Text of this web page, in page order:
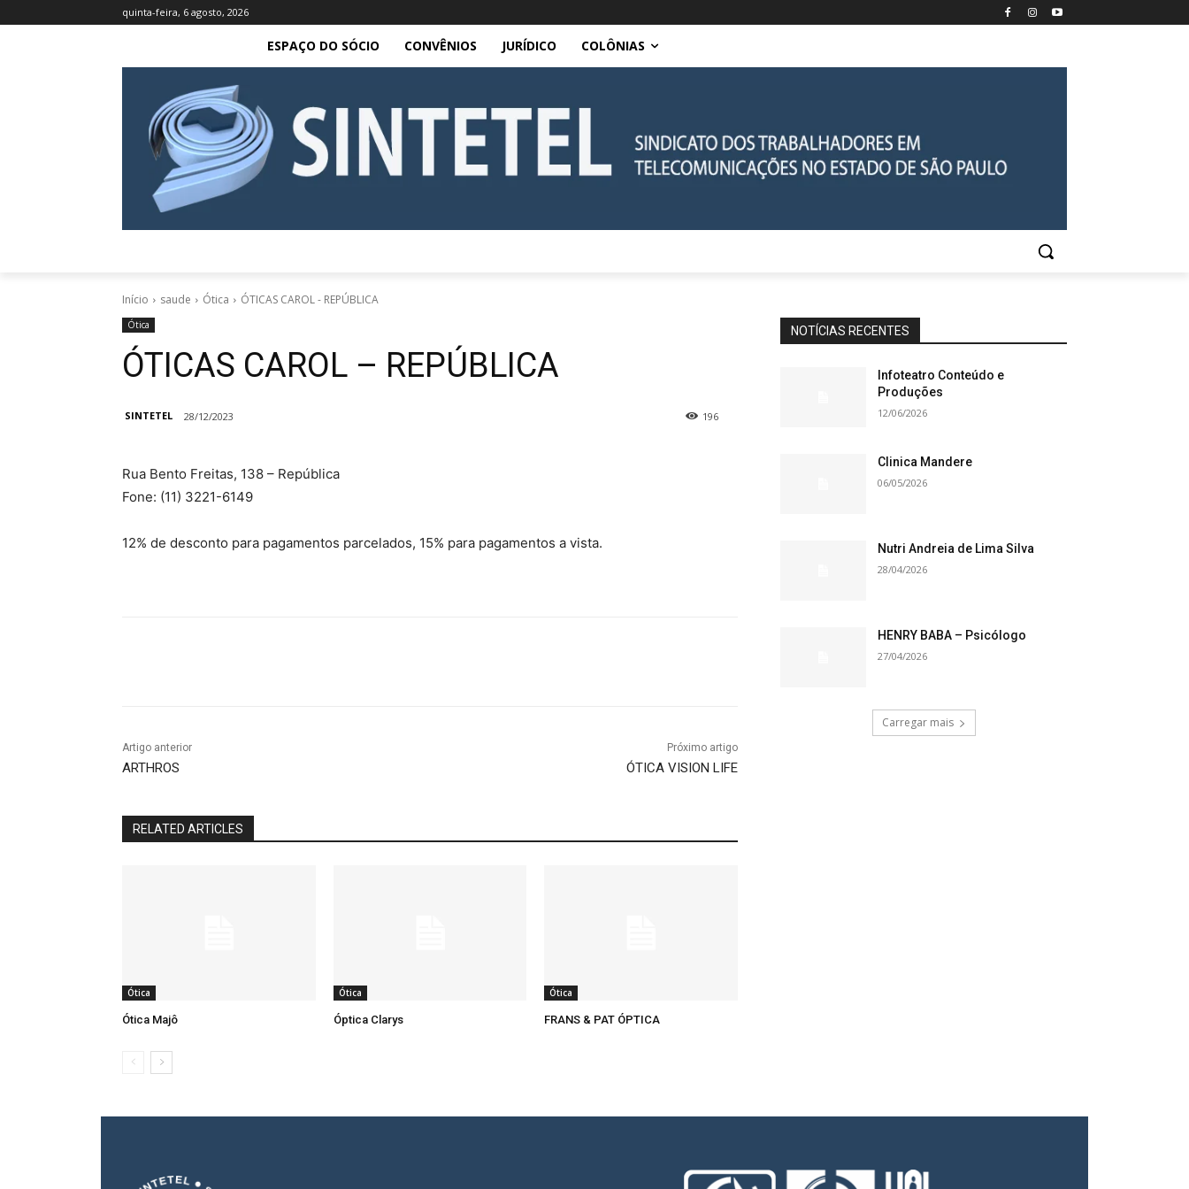
quinta-feira, 6 agosto, 2026
ESPAÇO DO SÓCIO CONVÊNIOS JURÍDICO COLÔNIAS
Início saude Ótica ÓTICAS CAROL - REPÚBLICA
Ótica
ÓTICAS CAROL – REPÚBLICA
SINTETEL 28/12/2023 196
Rua Bento Freitas, 138 – República
Fone: (11) 3221-6149
12% de desconto para pagamentos parcelados, 15% para pagamentos a vista.
Artigo anterior
ARTHROS
Próximo artigo
ÓTICA VISION LIFE
RELATED ARTICLES
Ótica
Ótica Majô
Ótica
Óptica Clarys
Ótica
FRANS & PAT ÓPTICA
NOTÍCIAS RECENTES
Infoteatro Conteúdo e
Produções
12/06/2026
Clinica Mandere
06/05/2026
Nutri Andreia de Lima Silva
28/04/2026
HENRY BABA – Psicólogo
27/04/2026
Carregar mais